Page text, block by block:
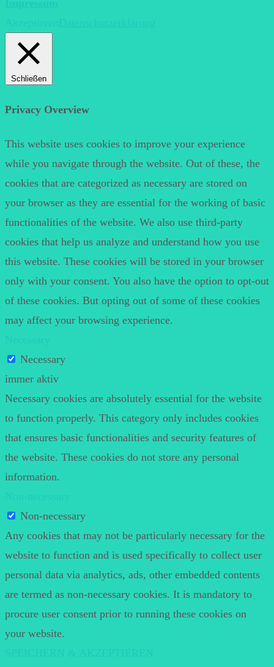
Schließen
Privacy Overview
This website uses cookies to improve your experience
while you navigate through the website. Out of these, the
cookies that are categorized as necessary are stored on
your browser as they are essential for the working of basic
functionalities of the website. We also use third-party
cookies that help us analyze and understand how you use
this website. These cookies will be stored in your browser
only with your consent. You also have the option to opt-out
of these cookies. But opting out of some of these cookies
may affect your browsing experience.
Necessary
immer aktiv
Necessary cookies are absolutely essential for the website
to function properly. This category only includes cookies
that ensures basic functionalities and security features of
the website. These cookies do not store any personal
information.
Non-necessary
Any cookies that may not be particularly necessary for the
website to function and is used specifically to collect user
personal data via analytics, ads, other embedded contents
are termed as non-necessary cookies. It is mandatory to
procure user consent prior to running these cookies on
your website.